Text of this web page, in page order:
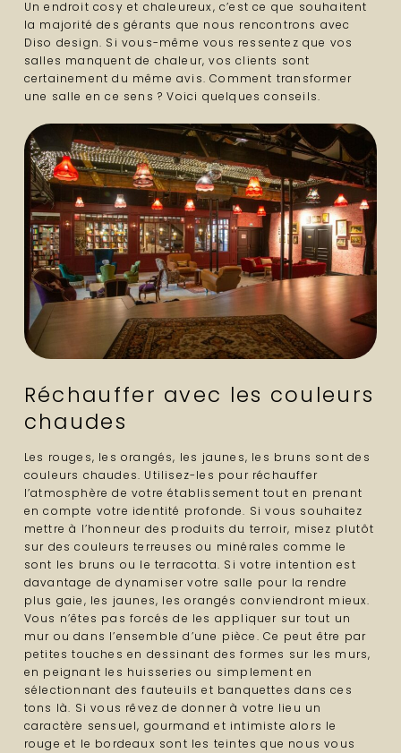
Un endroit cosy et chaleureux, c’est ce que souhaitent
la majorité des gérants que nous rencontrons avec
Diso design. Si vous-même vous ressentez que vos
salles manquent de chaleur, vos clients sont
certainement du même avis. Comment transformer
une salle en ce sens ? Voici quelques conseils.
Réchauffer avec les couleurs
chaudes
Les rouges, les orangés, les jaunes, les bruns sont des
couleurs chaudes. Utilisez-les pour réchauffer
l’atmosphère de votre établissement tout en prenant
en compte votre identité profonde. Si vous souhaitez
mettre à l’honneur des produits du terroir, misez plutôt
sur des couleurs terreuses ou minérales comme le
sont les bruns ou le terracotta. Si votre intention est
davantage de dynamiser votre salle pour la rendre
plus gaie, les jaunes, les orangés conviendront mieux.
Vous n’êtes pas forcés de les appliquer sur tout un
mur ou dans l’ensemble d’une pièce. Ce peut être par
petites touches en dessinant des formes sur les murs,
en peignant les huisseries ou simplement en
sélectionnant des fauteuils et banquettes dans ces
tons là. Si vous rêvez de donner à votre lieu un
caractère sensuel, gourmand et intimiste alors le
rouge et le bordeaux sont les teintes que nous vous